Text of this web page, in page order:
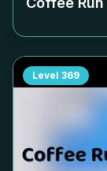
Level 369